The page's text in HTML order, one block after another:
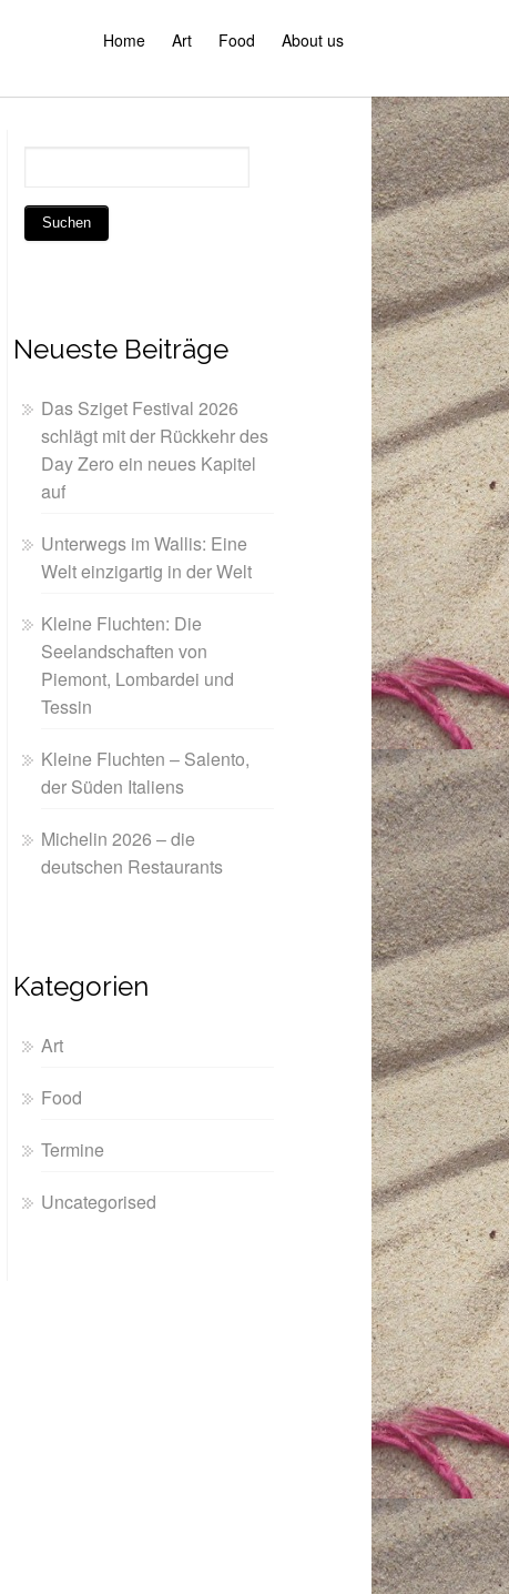
Home Art Food About us
Neueste Beiträge
Das Sziget Festival 2026
schlägt mit der Rückkehr des
Day Zero ein neues Kapitel
auf
Unterwegs im Wallis: Eine
Welt einzigartig in der Welt
Kleine Fluchten: Die
Seelandschaften von
Piemont, Lombardei und
Tessin
Kleine Fluchten – Salento,
der Süden Italiens
Michelin 2026 – die
deutschen Restaurants
Kategorien
Art
Food
Termine
Uncategorised